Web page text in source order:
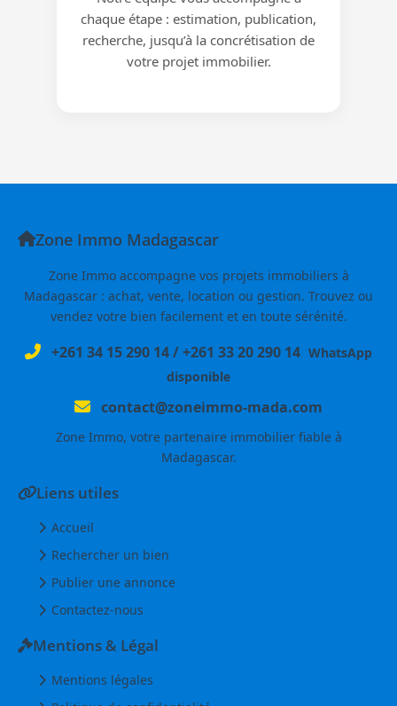
chaque étape : estimation, publication,
recherche, jusqu’à la concrétisation de
votre projet immobilier.
Zone Immo Madagascar
Zone Immo accompagne vos projets immobiliers à
Madagascar : achat, vente, location ou gestion. Trouvez ou
vendez votre bien facilement et en toute sérénité.
+261 34 15 290 14/+261 33 20 290 14 WhatsApp
disponible
contact@zoneimmo-mada.com
Zone Immo, votre partenaire immobilier fiable à
Madagascar.
Liens utiles
Accueil
Rechercher un bien
Publier une annonce
Contactez-nous
Mentions & Légal
Mentions légales